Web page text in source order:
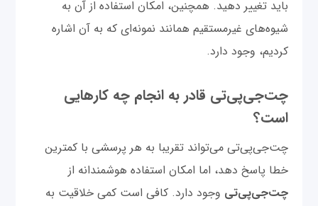
باید تغییر دهید. همچنین، امکان استفاده از آن به
شیوه‌های غیرمستقیم همانند نمونه‌ای که به آن اشاره
کردیم، وجود دارد.
چت‌‌جی‌پی‌تی قادر به انجام چه کارهایی
است؟
چت‌‌جی‌پی‌تی می‌تواند تقریبا به هر پرسشی با کمترین
خطا پاسخ دهد، اما امکان استفاده هوشمندانه از
چت‌‌جی‌پی‌تی وجود دارد. کافی است کمی خلاقیت به